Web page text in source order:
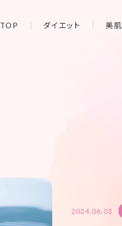
TOP ダイエット 美肌
2024.06.03